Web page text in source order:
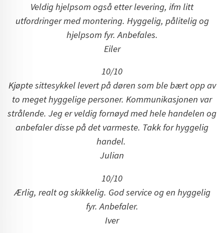
Veldig hjelpsom også etter levering, ifm litt
utfordringer med montering. Hyggelig, pålitelig og
hjelpsom fyr. Anbefales.
Eiler
10/10
Kjøpte sittesykkel levert på døren som ble bært opp av
to meget hyggelige personer. Kommunikasjonen var
strålende. Jeg er veldig fornøyd med hele handelen og
anbefaler disse på det varmeste. Takk for hyggelig
handel.
Julian
10/10
Ærlig, realt og skikkelig. God service og en hyggelig
fyr. Anbefaler.
Iver